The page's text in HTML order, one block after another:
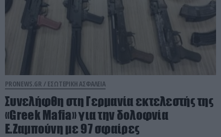
PRONEWS.GR / ΕΣΩΤΕΡΙΚΗ ΑΣΦΑΛΕΙΑ
Συνελήφθη στη Γερμανία εκτελεστής της
«Greek Mafia» για την δολοφνία
Ε.Ζαμπούνη με 97 σφαίρες